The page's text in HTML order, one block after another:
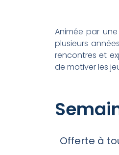
Animée par
plusieurs
rencontres et
de motiver les
Offerte à